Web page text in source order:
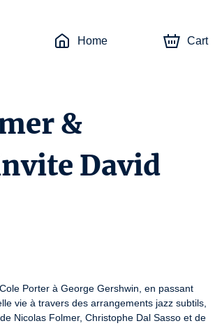
Home Cart
&
David
Porter à George Gershwin, en passant
vie à travers des arrangements jazz subtils,
Nicolas Folmer, Christophe Dal Sasso et de